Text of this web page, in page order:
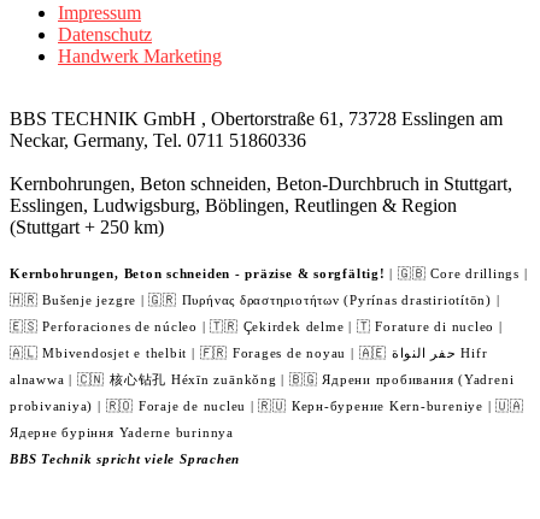
Impressum
Datenschutz
Handwerk Marketing
BBS TECHNIK GmbH , Obertorstraße 61, 73728 Esslingen am
Neckar, Germany, Tel. 0711 51860336
Kernbohrungen, Beton schneiden, Beton-Durchbruch in Stuttgart,
Esslingen, Ludwigsburg, Böblingen, Reutlingen & Region
(Stuttgart + 250 km)
Kernbohrungen, Beton schneiden - präzise & sorgfältig! | 🇬🇧 Core drillings |
🇭🇷 Bušenje jezgre | 🇬🇷 Πυρήνας δραστηριοτήτων (Pyrínas drastiriotítōn) |
🇪🇸 Perforaciones de núcleo | 🇹🇷 Çekirdek delme | 🇹 Forature di nucleo |
🇦🇱 Mbivendosjet e thelbit | 🇫🇷 Forages de noyau | 🇦🇪 حفر النواة Hifr
alnawwa | 🇨🇳 核心钻孔 Héxīn zuānkǒng | 🇧🇬 Ядрени пробивания (Yadreni
probivaniya) | 🇷🇴 Foraje de nucleu | 🇷🇺 Керн-бурение Kern-bureniye | 🇺🇦
Ядерне буріння Yaderne burinnya
BBS Technik spricht viele Sprachen